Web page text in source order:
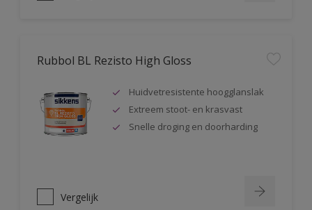
Rubbol BL Rezisto High Gloss
Huidvetresistente hoogglanslak
Extreem stoot- en krasvast
Snelle droging en doorharding
Vergelijk